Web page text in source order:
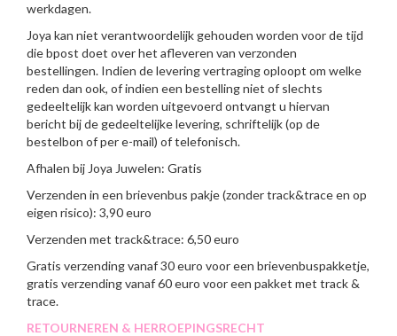
werkdagen.
Joya kan niet verantwoordelijk gehouden worden voor de tijd
die bpost doet over het afleveren van verzonden
bestellingen. Indien de levering vertraging oploopt om welke
reden dan ook, of indien een bestelling niet of slechts
gedeeltelijk kan worden uitgevoerd ontvangt u hiervan
bericht bij de gedeeltelijke levering, schriftelijk (op de
bestelbon of per e-mail) of telefonisch.
Afhalen bij Joya Juwelen: Gratis
Verzenden in een brievenbus pakje (zonder track&trace en op
eigen risico): 3,90 euro
Verzenden met track&trace: 6,50 euro
Gratis verzending vanaf 30 euro voor een brievenbuspakketje,
gratis verzending vanaf 60 euro voor een pakket met track &
trace.
RETOURNEREN & HERROEPINGSRECHT